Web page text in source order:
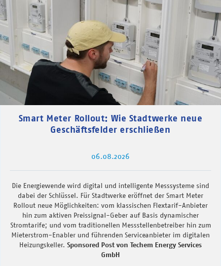
Smart Meter Rollout: Wie Stadtwerke neue
Geschäftsfelder erschließen
06.08.2026
Die Energiewende wird digital und intelligente Messsysteme sind
dabei der Schlüssel. Für Stadtwerke eröffnet der Smart Meter
Rollout neue Möglichkeiten: vom klassischen Flextarif-Anbieter
hin zum aktiven Preissignal-Geber auf Basis dynamischer
Stromtarife; und vom traditionellen Messstellenbetreiber hin zum
Mieterstrom-Enabler und führenden Serviceanbieter im digitalen
Heizungskeller. Sponsored Post von Techem Energy Services
GmbH